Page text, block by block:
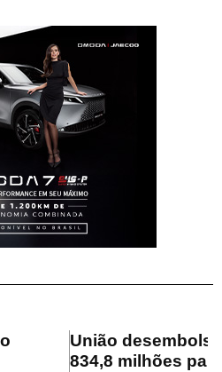
União
834,8 milhões